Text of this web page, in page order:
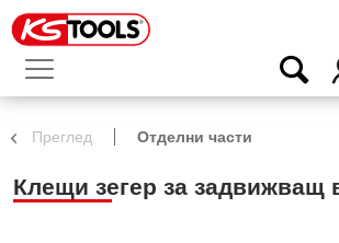
Преглед Отделни части
Клещи зегер за задвижващ